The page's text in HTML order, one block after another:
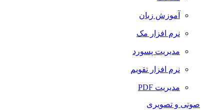
آموزش زبان
نرم افزار مک
مدیریت پسورد
نرم افزار تقویم
مدیریت PDF
صوتی و تصویری